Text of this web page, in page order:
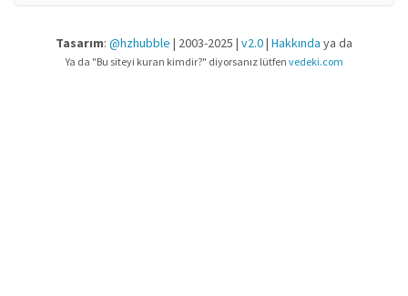
Tasarım: @hzhubble | 2003-2025 | v2.0| Hakkında ya da
Ya da "Bu siteyi kuran kimdir?" diyorsanız lütfen vedeki.com